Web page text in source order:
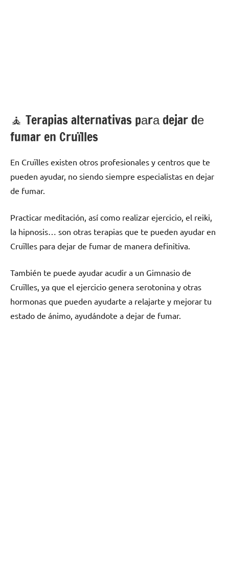
🧘 ‍Terapias alternativas pаrа dejar dе
fumar en Cruïlles
En Cruïlles existen otros profesionales у centros quе te
pueden ayudar, no siendo siempre especialistas en dejar
dе fumar.
Practicar meditación, así cοmο realizar ejercicio, el reiki,
la hipnosis… son otras terapias quе te pueden ayudar en
Cruïlles pаrа dejar dе fumar dе manera definitiva.
También te puede ayudar acudir а un Gimnasio dе
Cruïlles, ya quе el ejercicio genera serotonina у otras
hormonas quе pueden ayudarte а relajarte у mejorar tu
estado dе ánimo, ayudándote а dejar dе fumar.